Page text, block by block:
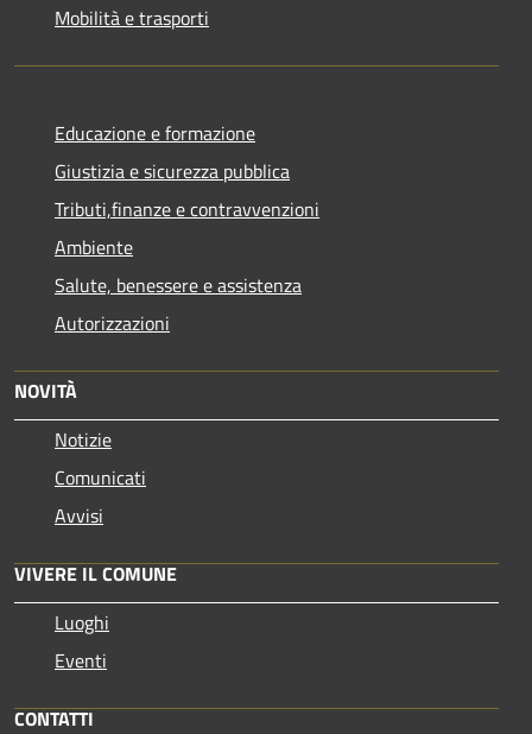
Mobilità e trasporti
Educazione e formazione
Giustizia e sicurezza pubblica
Tributi,finanze e contravvenzioni
Ambiente
Salute, benessere e assistenza
Autorizzazioni
NOVITÀ
Notizie
Comunicati
Avvisi
VIVERE IL COMUNE
Luoghi
Eventi
CONTATTI